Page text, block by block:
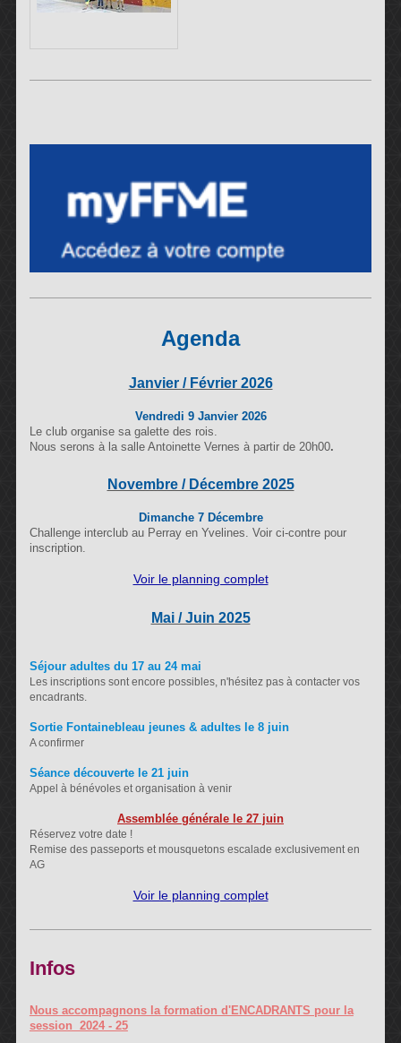
Agenda
Janvier / Février 2026
Vendredi 9 Janvier 2026
Le club organise sa galette des rois.
Nous serons à la salle Antoinette Vernes à partir de 20h00.
Novembre / Décembre 2025
Dimanche 7 Décembre
Challenge interclub au Perray en Yvelines. Voir ci-contre pour
inscription.
Voir le planning complet
Mai / Juin 2025
Séjour adultes du 17 au 24 mai
Les inscriptions sont encore possibles, n'hésitez pas à contacter vos
encadrants.
Sortie Fontainebleau jeunes & adultes le 8 juin
A confirmer
Séance découverte le 21 juin
Appel à bénévoles et organisation à venir
Assemblée générale le 27 juin
Réservez votre date !
Remise des passeports et mousquetons escalade exclusivement en
AG
Voir le planning complet
Infos
Nous accompagnons la formation d'ENCADRANTS pour la
session 2024 - 25